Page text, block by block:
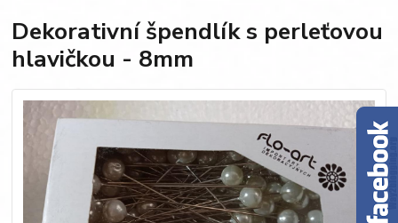
Dekorativní špendlík s perleťovou
hlavičkou - 8mm